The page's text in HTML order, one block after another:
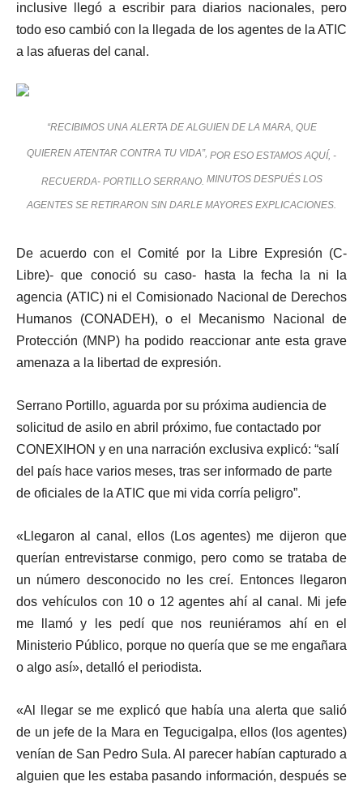
inclusive llegó a escribir para diarios nacionales, pero
todo eso cambió con la llegada de los agentes de la ATIC
a las afueras del canal.
“RECIBIMOS UNA ALERTA DE ALGUIEN DE LA MARA, QUE
QUIEREN ATENTAR CONTRA TU VIDA”, POR ESO ESTAMOS AQUÍ, -
RECUERDA- PORTILLO SERRANO. MINUTOS DESPUÉS LOS
AGENTES SE RETIRARON SIN DARLE MAYORES EXPLICACIONES.
De acuerdo con el Comité por la Libre Expresión (C-
Libre)- que conoció su caso- hasta la fecha la ni la
agencia (ATIC) ni el Comisionado Nacional de Derechos
Humanos (CONADEH), o el Mecanismo Nacional de
Protección (MNP) ha podido reaccionar ante esta grave
amenaza a la libertad de expresión.
Serrano Portillo, aguarda por su próxima audiencia de
solicitud de asilo en abril próximo, fue contactado por
CONEXIHON y en una narración exclusiva explicó: “salí
del país hace varios meses, tras ser informado de parte
de oficiales de la ATIC que mi vida corría peligro”.
«Llegaron al canal, ellos (Los agentes) me dijeron que
querían entrevistarse conmigo, pero como se trataba de
un número desconocido no les creí. Entonces llegaron
dos vehículos con 10 o 12 agentes ahí al canal. Mi jefe
me llamó y les pedí que nos reuniéramos ahí en el
Ministerio Público, porque no quería que se me engañara
o algo así», detalló el periodista.
«Al llegar se me explicó que había una alerta que salió
de un jefe de la Mara en Tegucigalpa, ellos (los agentes)
venían de San Pedro Sula. Al parecer habían capturado a
alguien que les estaba pasando información, después se